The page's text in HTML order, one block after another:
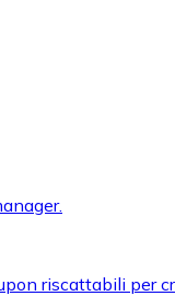
riscattabili per